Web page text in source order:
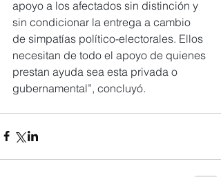
apoyo a los afectados sin distinción y
sin condicionar la entrega a cambio
de simpatías político-electorales. Ellos
necesitan de todo el apoyo de quienes
prestan ayuda sea esta privada o
gubernamental”, concluyó.